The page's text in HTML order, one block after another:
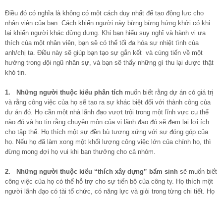
Điều đó có nghĩa là không có một cách duy nhất để tạo động lực cho
nhân viên của bạn. Cách khiến người này bừng bừng hứng khởi có khi
lại khiến người khác dửng dưng. Khi bạn hiểu suy nghĩ và hành vi ưa
thích của một nhân viên, bạn sẽ có thể tối đa hóa sự nhiệt tình của
anh/chị ta. Điều này sẽ giúp bạn tạo sự gắn kết và cùng tiến về một
hướng trong đội ngũ nhân sự, và bạn sẽ thấy những gì thu lại được thật
khó tin.
1. Những người thuộc kiểu phân tích muốn biết rằng dự án có giá trị
và rằng công việc của họ sẽ tạo ra sự khác biệt đối với thành công của
dự án đó. Họ cần một nhà lãnh đạo vượt trội trong một lĩnh vực cụ thể
nào đó và họ tin rằng chuyên môn của vị lãnh đạo đó sẽ đem lại lợi ích
cho tập thể. Họ thích một sự đền bù tương xứng với sự đóng góp của
họ. Nếu họ đã làm xong một khối lượng công việc lớn của chính họ, thì
đừng mong đợi họ vui khi bạn thưởng cho cả nhóm.
2. Những người thuộc kiểu “thích xây dựng” bẩm sinh sẽ muốn biết
công việc của họ có thể hỗ trợ cho sự tiến bộ của công ty. Họ thích một
người lãnh đạo có tài tổ chức, có năng lực và giỏi trong từng chi tiết. Họ